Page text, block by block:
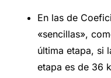
En las de
«sencillas»,
última etapa, si
etapa es de 36